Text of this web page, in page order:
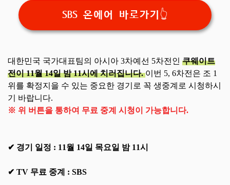
SBS 온에어 바로가기👆
대한민국 국가대표팀의 아시아 3차예선 5차전인 쿠웨이트
전이 11월 14일 밤 11시에 치러집니다. 이번 5, 6차전은 조 1
위를 확정지을 수 있는 중요한 경기로 꼭 생중계로 시청하시
기 바랍니다.
※ 위 버튼을 통하여 무료 중계 시청이 가능합니다.
✔ 경기 일정 : 11월 14일 목요일 밤 11시
✔ TV 무료 중계 : SBS